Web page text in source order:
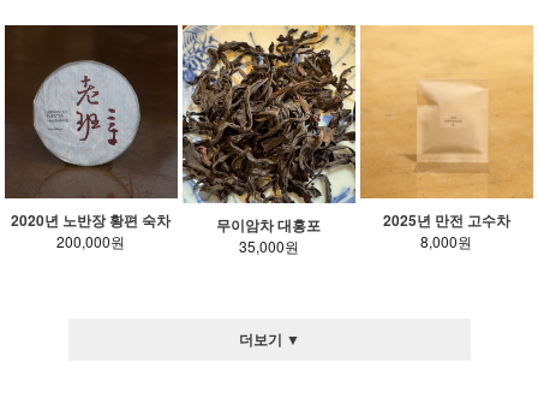
2020년 노반장 황편 숙차
200,000원
무이암차 대홍포
35,000원
2025년 만전 고수차
8,000원
더보기 ▼